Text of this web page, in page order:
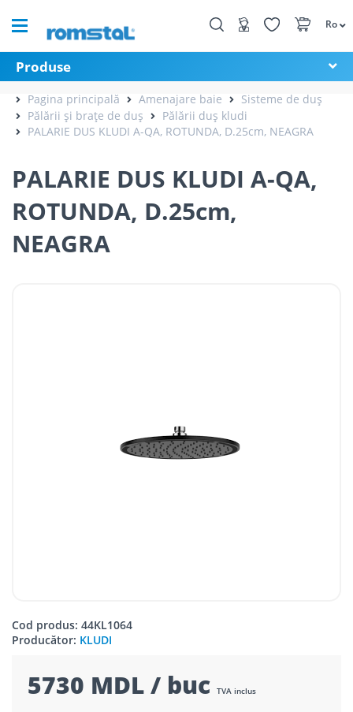
Ro
Produse
Pagina principală Amenajare baie
Sisteme de duș
Pălării și brațe de duș
Pălării duș kludi
PALARIE DUS KLUDI A-QA, ROTUNDA, D.25cm, NEAGRA
PALARIE DUS KLUDI A-QA,
ROTUNDA, D.25cm,
NEAGRA
Cod produs: 44KL1064
Producător: KLUDI
5730 MDL / buc TVA inclus